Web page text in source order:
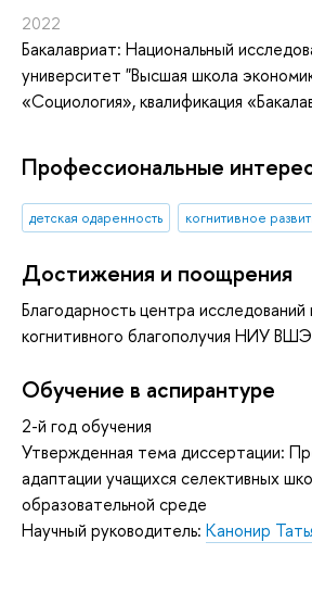
2022
Бакалавриат: Национальный
университет "Высшая школа
«Социология», квалификация
Профессиональные
детская одаренность когнитивное
Достижения и поощрения
Благодарность центра исследований
когнитивного благополучия НИУ
Обучение в аспирантуре
2-й год обучения
Утвержденная тема диссертации:
адаптации учащихся селективных
образовательной среде
Научный руководитель: Канонир